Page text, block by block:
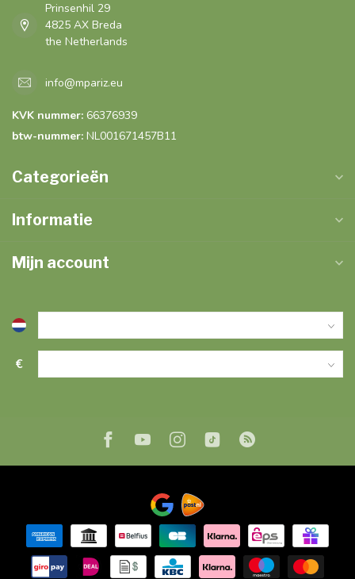
Prinsenhil 29
4825 AX Breda
the Netherlands
info@mpariz.eu
KVK nummer: 66376939
btw-nummer: NL001671457B11
Categorieën
Informatie
Mijn account
€